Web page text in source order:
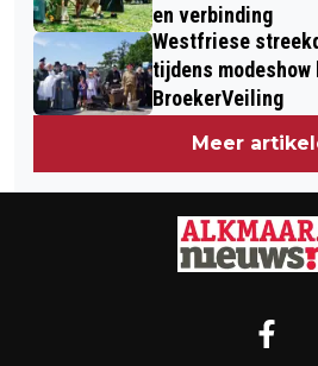
en verbinding
Westfriese
tijdens modeshow
BroekerVeiling
Meer